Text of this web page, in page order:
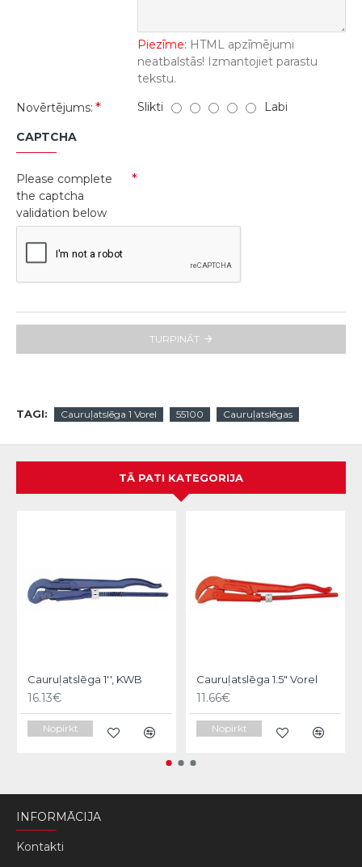
Piezīme: HTML apzīmējumi
neatbalstās! Izmantojiet parastu
tekstu.
Novērtējums:
Slikti Labi
CAPTCHA
Please complete
the captcha
validation below
TURPINĀT
TAGI: Cauruļatslēga 1 Vorel 55100 Cauruļatslēgas
TĀ PATI KATEGORIJA
Cauruļatslēga 1'', KWB
16.13€
Nopirkt
Cauruļatslēga 1.5" Vorel
11.66€
Nopirkt
INFORMĀCIJA
Kontakti